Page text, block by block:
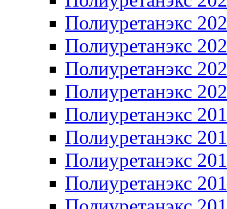
Полиуретанэкс
Полиуретанэкс
Полиуретанэкс
Полиуретанэкс
Полиуретанэкс
Полиуретанэкс
Полиуретанэкс
Полиуретанэкс